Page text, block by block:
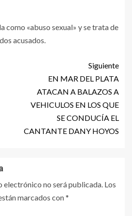
como «abuso sexual» y se trata de
acusados.
Siguiente
EN MAR DEL PLATA
ATACAN A BALAZOS A
VEHICULOS EN LOS QUE
SE CONDUCÍA EL
CANTANTE DANY HOYOS
electrónico no será publicada. Los
marcados con*